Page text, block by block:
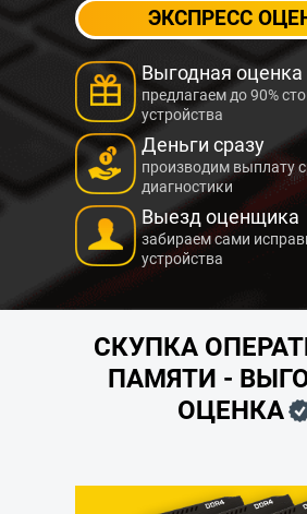
ЭКСПРЕСС
Выгодная оценка
предлагаем до 90%
устройства
Деньги сразу
производим выплату
диагностики
Выезд оценщика
забираем сами
устройства
СКУПКА
ПАМЯТИ -
ОЦЕНКА